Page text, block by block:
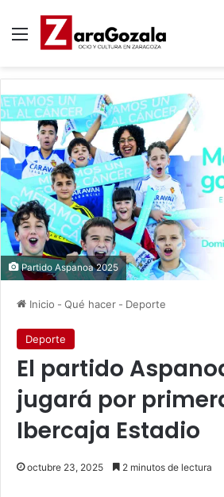
Menú
Partido Aspanoa 2025
Inicio - Qué hacer - Deporte
Deporte
El partido
jugará por
Ibercaja Estadio
octubre 23, 2025 2 minutos de lectura